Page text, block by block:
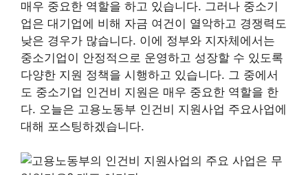
매우 중요한 역할을 하고 있습니다. 그러나 중소기
업은 대기업에 비해 자금 여건이 열악하고 경쟁력도
낮은 경우가 많습니다. 이에 정부와 지자체에서는
중소기업이 안정적으로 운영하고 성장할 수 있도록
다양한 지원 정책을 시행하고 있습니다. 그 중에서
도 중소기업 인건비 지원은 매우 중요한 역할을 한
다. 오늘은 고용노동부 인건비 지원사업 주요사업에
대해 포스팅하겠습니다.